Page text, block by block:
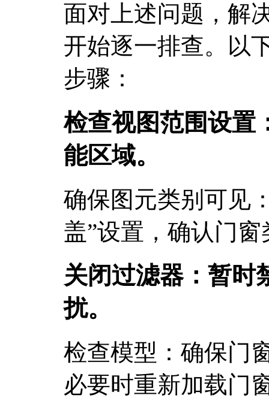
面对上述问题，解
开始逐一排查。以
步骤：
检查视图范围设置
能区域。
确保图元类别可见
盖”设置，确认门
关闭过滤器：暂时
扰。
检查模型：确保门
必要时重新加载门